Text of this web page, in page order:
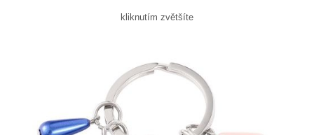
kliknutím zvětšíte